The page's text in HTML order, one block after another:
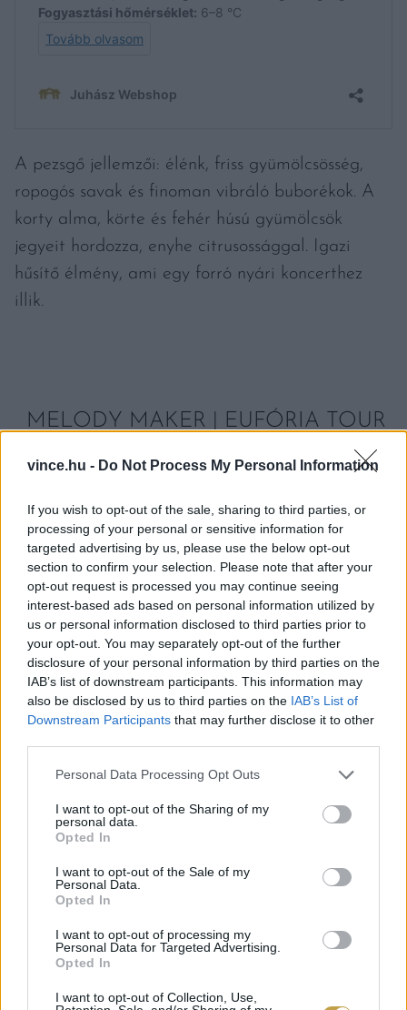
vince.hu - Do Not Process My Personal Information
If you wish to opt-out of the sale, sharing to third parties, or
processing of your personal or sensitive information for
targeted advertising by us, please use the below opt-out
section to confirm your selection. Please note that after your
opt-out request is processed you may continue seeing
interest-based ads based on personal information utilized by
us or personal information disclosed to third parties prior to
your opt-out. You may separately opt-out of the further
disclosure of your personal information by third parties on the
IAB’s list of downstream participants. This information may
also be disclosed by us to third parties on the IAB’s List of
Downstream Participants that may further disclose it to other
Please note that this website/app uses one or more Google
not limited to your visit or usage behaviour. You may click to
grant or deny consent to Google and its third-party tags to
use your data for below specified purposes in below Google
consent section.
Personal Data Processing Opt Outs
I want to opt-out of the Sharing of my
personal data.
Opted In
I want to opt-out of the Sale of my
Personal Data.
Opted In
I want to opt-out of processing my
Personal Data for Targeted Advertising.
Opted In
I want to opt-out of Collection, Use,
A pezsgő jellemzői: élénk, friss gyümölcsösség,
ropogós savak és finoman vibráló buborékok. A
korty alma, körte és fehér húsú gyümölcsök
jegyeit hordozza, enyhe citrusossággal. Igazi
hűsítő élmény, ami egy forró nyári koncerthez
illik.
MELODY MAKER | EUFÓRIA TOUR
Június 28. | Balatonakarattya, Peter’s Terasz